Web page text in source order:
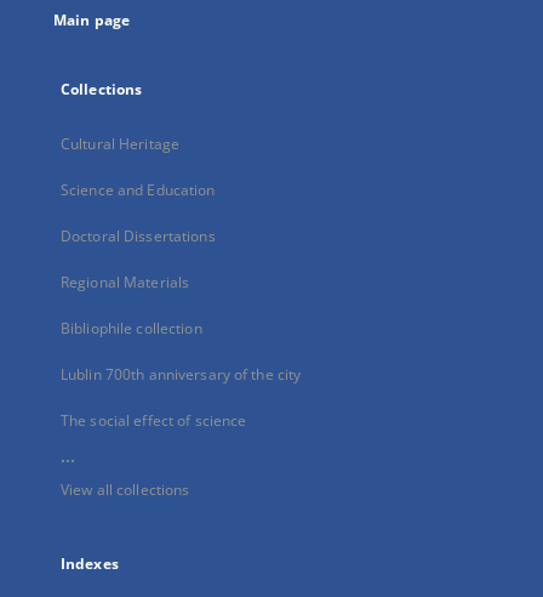
Main page
Collections
Cultural Heritage
Science and Education
Doctoral Dissertations
Regional Materials
Bibliophile collection
Lublin 700th anniversary of the city
The social effect of science
...
View all collections
Indexes